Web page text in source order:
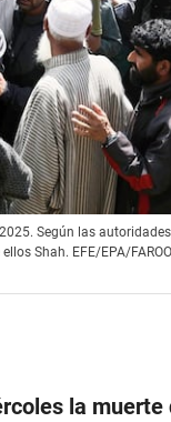
Según las
Shah. EFE/EPA/
la muerte